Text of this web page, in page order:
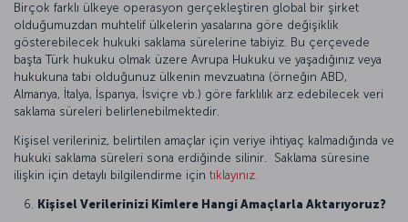
Birçok farklı ülkeye operasyon gerçekleştiren global bir şirket
olduğumuzdan muhtelif ülkelerin yasalarına göre değişiklik
gösterebilecek hukuki saklama sürelerine tabiyiz. Bu çerçevede
başta Türk hukuku olmak üzere Avrupa Hukuku ve yaşadığınız veya
hukukuna tabi olduğunuz ülkenin mevzuatına (örneğin ABD,
Almanya, İtalya, İspanya, İsviçre vb.) göre farklılık arz edebilecek veri
saklama süreleri belirlenebilmektedir.
Kişisel verileriniz, belirtilen amaçlar için veriye ihtiyaç kalmadığında ve
hukuki saklama süreleri sona erdiğinde silinir. Saklama süresine
ilişkin için detaylı bilgilendirme için tıklayınız.
Kişisel Verilerinizi Kimlere Hangi Amaçlarla Aktarıyoruz?